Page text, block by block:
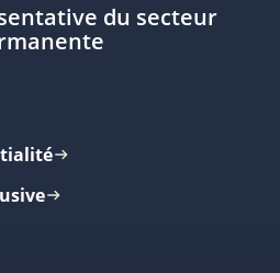
du secteur